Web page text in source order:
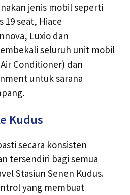
jenis mobil seperti
19 seat, Hiace
Luxio dan
seluruh unit mobil
Conditioner) dan
untuk sarana
Kudus
secara konsisten
tersendiri bagi semua
Stasiun Senen Kudus.
yang membuat